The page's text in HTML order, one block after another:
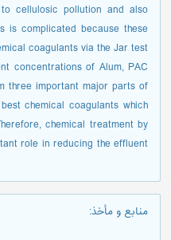
cellulosic pollution and also
is complicated because these
coagulants via the Jar test
concentrations of Alum, PAC
three important major parts of
chemical coagulants which
chemical treatment by
role in reducing the effluent
منابع و مأخذ: